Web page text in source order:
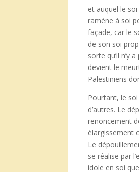
et auquel le
ramène à soi
façade, car le
de son soi
sorte qu’il n’y
devient le
Palestiniens
Pourtant, le
d’autres. Le
renoncement
élargissement
Le
se réalise par
idole en soi